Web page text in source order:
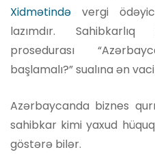
Xidmətində vergi
lazımdır. Sahibkarlıq
prosedurası
başlamalı?” sualına ən
Azərbaycanda biznes
sahibkar kimi yaxud
göstərə bilər.